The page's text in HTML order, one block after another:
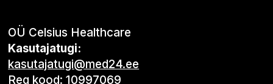
OÜ Celsius Healthcare
Kasutajatugi:
kasutajatugi@med24.ee
Reg kood: 10997069